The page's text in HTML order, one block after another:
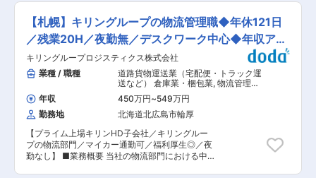
拡大中！ ・人事、広告、SV、海外事業など30以
上の部署があり、多彩なキャリアに挑戦可能で
す。 変更の範囲：会社の定める業務
保持をミッションに、入出庫・保管及び卸・小売
の倉庫・物流センターへ配送を行うための一連の
管理業務を行っていただきます。 ■業務詳細 ご
経験に合わせて下記業務をお任せいたします。 ＜
製品管理＞ ・荷量に合わせた構内作業のコントロ
ール ・入出荷管理 ・在庫管理 ・作業員へのピッ
キング指示、返品や回収の指示 ＜配車管理＞ ・
配車計画 ・ドライバーへの連絡、指示、配車業務
・配送運賃入力業務 ・特殊配送手配業務 ■配属
組織：札幌支店 中途入社社員も多く、20代後
半〜30代前半の方が多く活躍されています。 入
社後も未経験でも安心の環境です。 ■キャリアパ
ス： まずは製品担当か配車担当どちらかの業務を
お任せいたします。毎年キャリア面談を実施し本
人の希望やリーダーの考えを相談する場もありま
す。「自分は何をしたいのか」を考えるきっかけ
【札幌】キリングループの物流管理職◆年休121日
／残業20H／夜勤無／デスクワーク中心◆年収アッ
プ
キリングループロジスティクス株式会社
業種 / 職種
道路貨物運送業（宅配便・トラック運
送など） 倉庫業・梱包業, 物流管理
（ベンダー管理・配送管理・受発注管
理など） 物流・購買アシスタント
年収 450万円~549万円
勤務地
北海道北広島市輪厚
【プライム上場キリンHD子会社／キリングルー
プの物流部門／マイカー通勤可／福利厚生◎／夜
勤なし】 ■業務概要 当社の物流部門における中